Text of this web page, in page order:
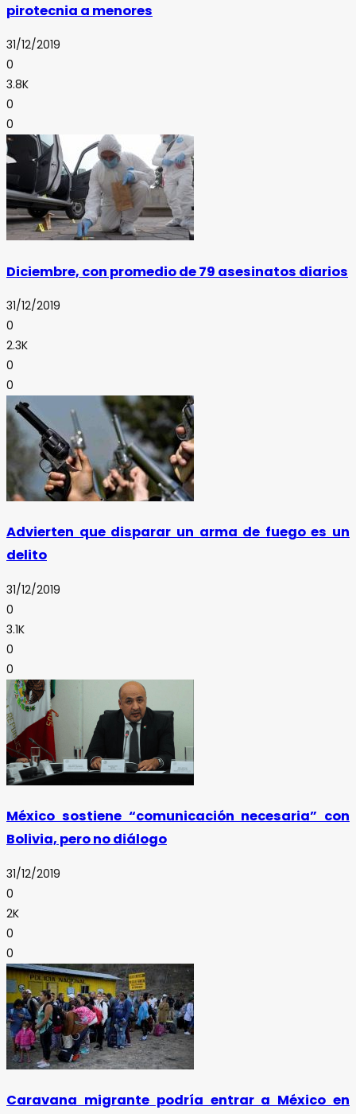
pirotecnia a menores
31/12/2019
0
3.8K
0
0
Diciembre, con promedio de 79 asesinatos diarios
31/12/2019
0
2.3K
0
0
Advierten que disparar un arma de fuego es un
delito
31/12/2019
0
3.1K
0
0
México sostiene “comunicación necesaria” con
Bolivia, pero no diálogo
31/12/2019
0
2K
0
0
Caravana migrante podría entrar a México en